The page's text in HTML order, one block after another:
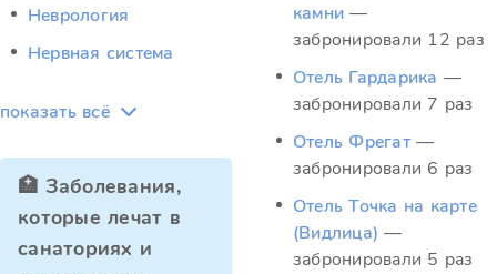
Неврология
Нервная система
показать всё
🏥 Заболевания,
которые лечат в
санаториях и
камни —
забронировали 12 раз
Отель Гардарика —
забронировали 7 раз
Отель Фрегат —
забронировали 6 раз
Отель Точка на карте
(Видлица) —
забронировали 5 раз